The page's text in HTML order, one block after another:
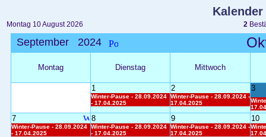
Montag 10 August 2026 2
September 2024
Montag Dienstag Mittwoch
1
Winter-Pause - 28.09.2024
- 17.04.2025
2
Winter-Pause - 28.09.2024 -
17.04.2025
3
7
Winter-Pause - 28.09.2024
- 17.04.2025
8
Winter-Pause - 28.09.2024
- 17.04.2025
9
Winter-Pause - 28.09.2024 -
17.04.2025
10